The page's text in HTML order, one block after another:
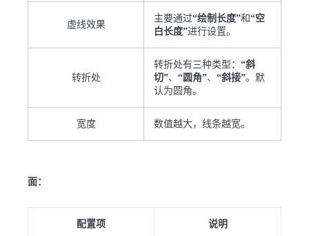
虚线效果
主要通过“绘制长度”和“空
白长度”进行设置。
转折处
转折处有三种类型： “斜
切”、 “圆角”、 “斜接”。默
认为圆角。
宽度 数值越大，线条越宽。
面：
配置项 说明